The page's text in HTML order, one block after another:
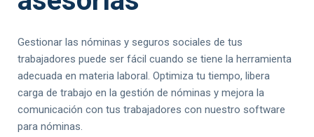
Gestionar las nóminas y seguros sociales de tus
trabajadores puede ser fácil cuando se tiene la herramienta
adecuada en materia laboral. Optimiza tu tiempo, libera
carga de trabajo en la gestión de nóminas y mejora la
comunicación con tus trabajadores con nuestro software
para nóminas.